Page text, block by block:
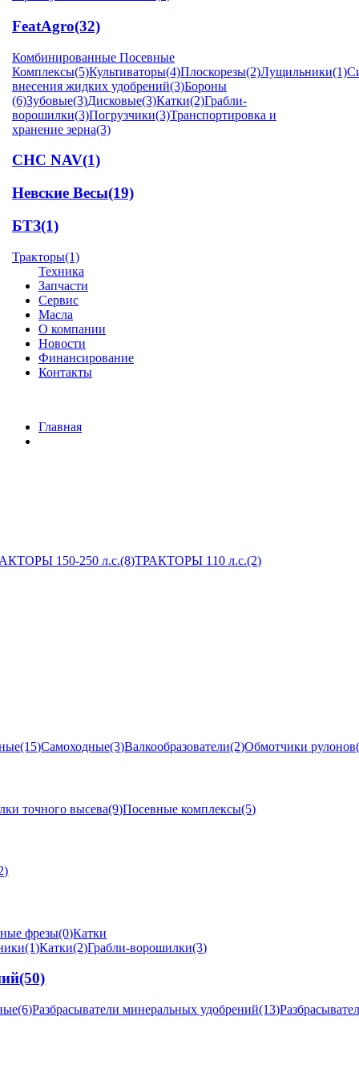
FeatAgro(32)
Комбинированные Посевные
Комплексы(5)Культиваторы(4)Плоскорезы(2)Лущильники(1)
внесения жидких удобрений(3)Бороны
(6)Зубовые(3)Дисковые(3)Катки(2)Грабли-
ворошилки(3)Погрузчики(3)Транспортировка и
хранение зерна(3)
CHC NAV(1)
Невские Весы(19)
БТЗ(1)
Тракторы(1)
Техника
Запчасти
Сервис
Масла
О компании
Новости
Финансирование
Контакты
Главная
150-250 л.с.(8)ТРАКТОРЫ 110 л.с.(2)
(15)Самоходные(3)Валкообразователи(2)Обмотчики рулонов
точного высева(9)Посевные комплексы(5)
фрезы(0)Катки
(1)Катки(2)Грабли-ворошилки(3)
(50)
(6)Разбрасыватели минеральных удобрений(13)